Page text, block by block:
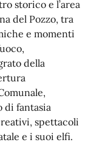
storico e l’area
del Pozzo, tra
e momenti
della
di fantasia
spettacoli
e i suoi elfi.